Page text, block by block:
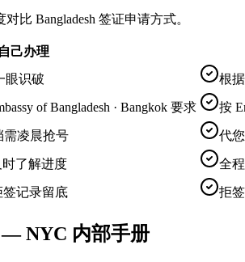
比 Bangladesh 签证申请方式。
自己办理
眼识破 根
of Bangladesh · Bangkok 要求 按
需凌晨抢号 代
了解进度
全
签记录留底 拒
— NYC 内部手册